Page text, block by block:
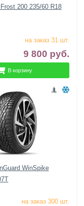
200 235/60 R18
на заказ 31 шт.
9 800 руб.
В корзину
WinSpike
на заказ 300 шт.